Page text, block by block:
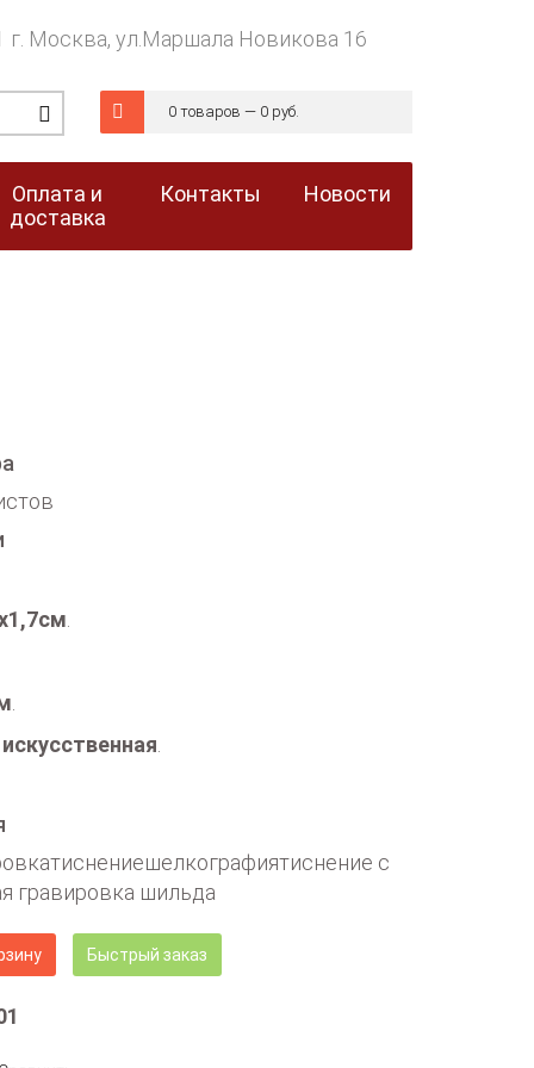
г. Москва, ул.Маршала Новикова 16
0 товаров — 0 руб.
Оплата и
доставка
Контакты Новости
с
гравировка шильда
Быстрый заказ